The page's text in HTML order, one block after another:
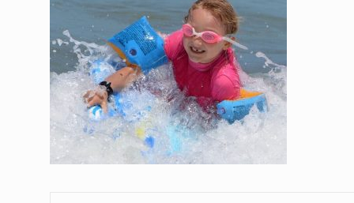
Saunaer har været en del af
Når det kommer til sundhed og
Sunde måltidskasser er en